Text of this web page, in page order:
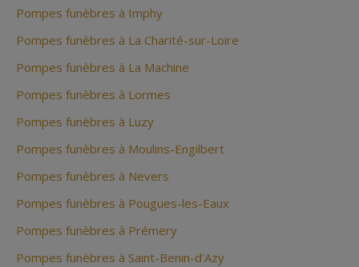
Pompes funèbres à Imphy
Pompes funèbres à La Charité-sur-Loire
Pompes funèbres à La Machine
Pompes funèbres à Lormes
Pompes funèbres à Luzy
Pompes funèbres à Moulins-Engilbert
Pompes funèbres à Nevers
Pompes funèbres à Pougues-les-Eaux
Pompes funèbres à Prémery
Pompes funèbres à Saint-Benin-d'Azy